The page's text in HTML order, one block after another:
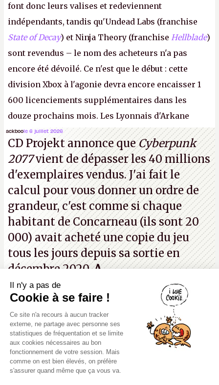
font donc leurs valises et redeviennent
indépendants, tandis qu'Undead Labs (franchise
State of Decay) et Ninja Theory (franchise Hellblade)
sont revendus – le nom des acheteurs n'a pas
encore été dévoilé. Ce n'est que le début : cette
division Xbox à l'agonie devra encore encaisser 1
600 licenciements supplémentaires dans les
douze prochains mois. Les Lyonnais d'Arkane
(Dishonored, Deathloop) pourraient faire partie des
prochaines victimes, puisque Microsoft a confirmé
vouloir se séparer du studio.A.
ackboole 6 juillet 2026
CD Projekt annonce queCyberpunk
2077vient de dépasser les 40 millions
d'exemplaires vendus. J'ai fait le
calcul pour vous donner un ordre de
grandeur, c'est comme si chaque
habitant de Concarneau (ils sont 20
000) avait acheté une copie du jeu
tous les jours depuis sa sortie en
décembre 2020.A.
Canard PC
Kiosque numérique
Boutique
Il n'y a pas de
Cookie à se faire !
Ce site n'a recours à aucun tracker
externe, ne partage avec personne ses
statistiques de fréquentation et se limite
aux cookies nécessaires au bon
fonctionnement de votre session. Mais
comme on est bien élevés, on préfère
s'assurer quand même que ça vous va.